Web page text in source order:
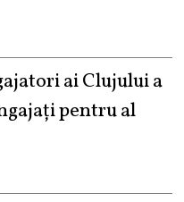
ai Clujului a
pentru al